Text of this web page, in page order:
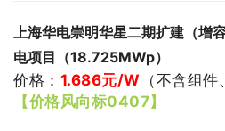
上海华电崇明华星二期扩建（增
电项目（18.725MWp）
价格： 1.686元/W （不含组
【价格风向标0407】